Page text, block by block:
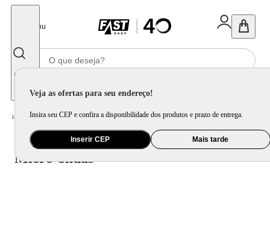
Menu
Veja as ofertas para seu endereço!
Insira seu CEP e confira a disponibilidade dos produtos e prazo de entrega.
Inserir CEP Mais tarde
Home Eletrodomésticos / Micro-ondas
Micro-ondas